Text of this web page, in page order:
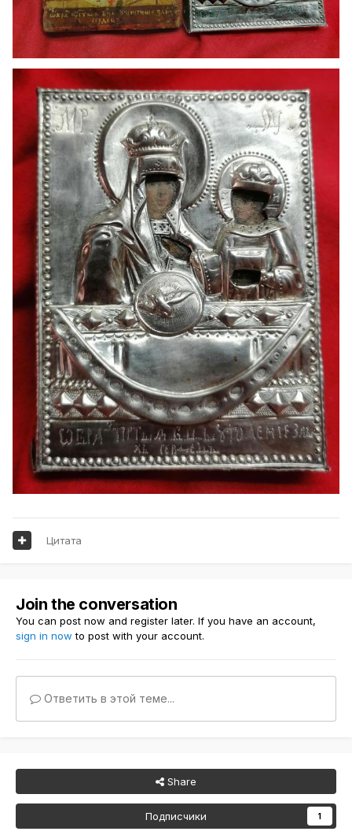
Цитата
Join the conversation
You can post now and register later. If you have an account,
sign in now to post with your account.
Ответить в этой теме...
Share
Подписчики 1